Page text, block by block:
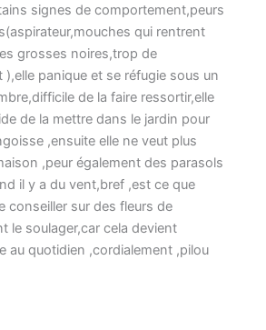
signes de comportement,peurs
qui rentrent
grosses noires,trop de
panique et se réfugie sous un
de la faire ressortir,elle
de la mettre dans le jardin pour
,ensuite elle ne veut plus
,peur également des parasols
il y a du vent,bref ,est ce que
conseiller sur des fleurs de
le soulager,car cela devient
au quotidien ,cordialement ,pilou